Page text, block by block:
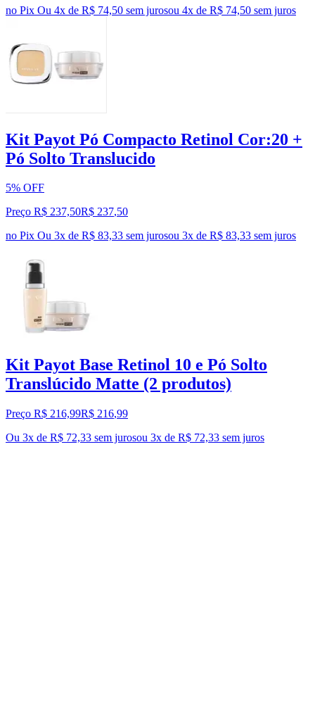
no Pix Ou 4x de R$ 74,50 sem jurosou 4x de R$ 74,50 sem juros
Kit Payot Pó Compacto Retinol Cor:20 +
Pó Solto Translucido
5% OFF
Preço R$ 237,50R$ 237,50
no Pix Ou 3x de R$ 83,33 sem jurosou 3x de R$ 83,33 sem juros
Kit Payot Base Retinol 10 e Pó Solto
Translúcido Matte (2 produtos)
Preço R$ 216,99R$ 216,99
Ou 3x de R$ 72,33 sem jurosou 3x de R$ 72,33 sem juros